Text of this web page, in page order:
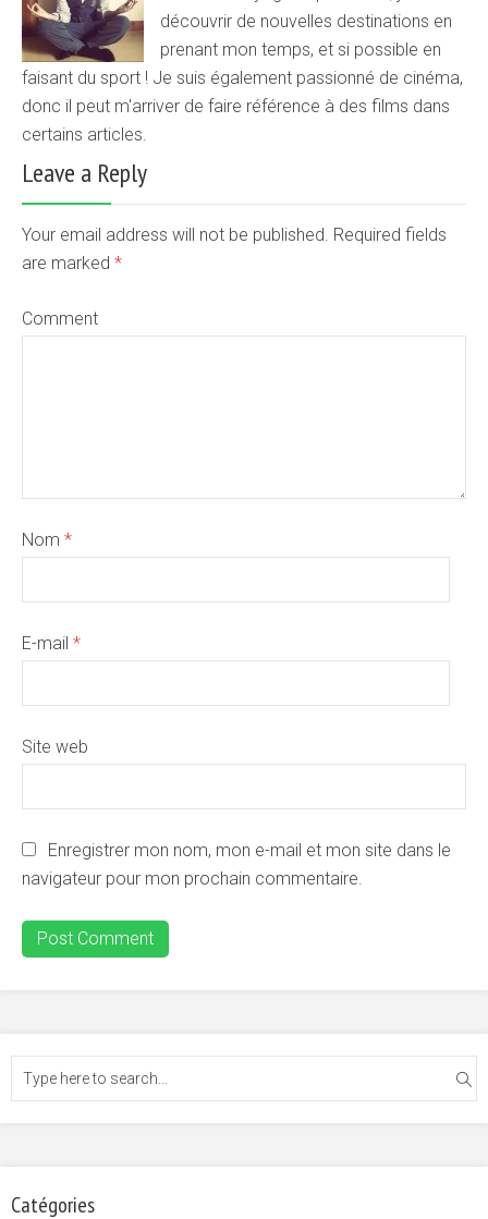
découvrir de nouvelles destinations en
prenant mon temps, et si possible en
faisant du sport ! Je suis également passionné de cinéma,
donc il peut m'arriver de faire référence à des films dans
certains articles.
Leave a Reply
Your email address will not be published. Required fields
are marked *
Comment
Nom *
E-mail *
Site web
Enregistrer mon nom, mon e-mail et mon site dans le
navigateur pour mon prochain commentaire.
Catégories